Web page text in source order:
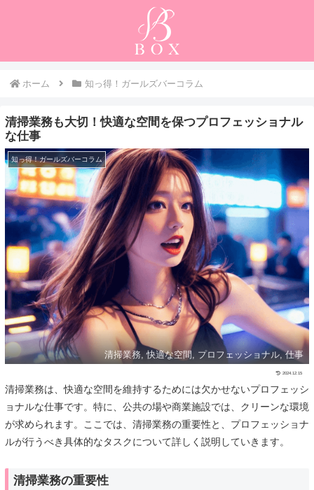
ホーム 知っ得！ガールズバーコラム
清掃業務も大切！快適な空間を保つプロフェッショナル
な仕事
知っ得！ガールズバーコラム
清掃業務, 快適な空間, プロフェッショナル, 仕事
2024.12.15
清掃業務は、快適な空間を維持するためには欠かせないプロフェッシ
ョナルな仕事です。特に、公共の場や商業施設では、クリーンな環境
が求められます。ここでは、清掃業務の重要性と、プロフェッショナ
ルが行うべき具体的なタスクについて詳しく説明していきます。
清掃業務の重要性